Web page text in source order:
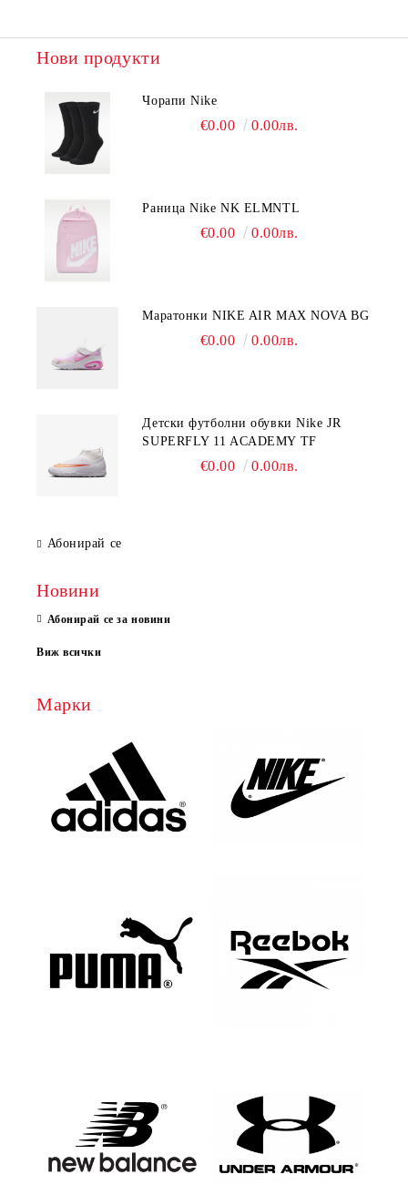
Нови продукти
Чорапи Nike
€0.00 0.00лв.
Раница Nike NK ELMNTL
€0.00 0.00лв.
Mаратонки NIKE AIR MAX NOVA BG
€0.00 0.00лв.
Детски футболни обувки Nike JR
SUPERFLY 11 ACADEMY TF
€0.00 0.00лв.
Абонирай се
Новини
Абонирай се за новини
Виж всички
Марки